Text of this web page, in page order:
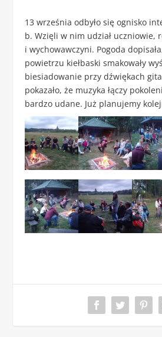
13 września odbyło się ognisko
b. Wzięli w nim udział uczniowie,
i wychowawczyni. Pogoda
powietrzu kiełbaski smakowały
biesiadowanie przy dźwiękach
pokazało, że muzyka łączy
bardzo udane. Już planujemy